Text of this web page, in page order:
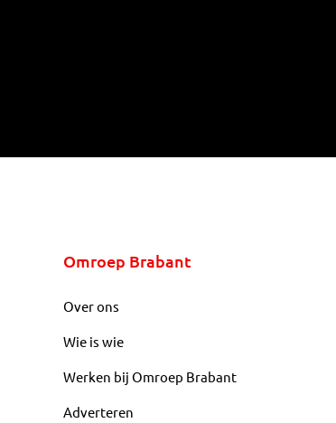
Omroep Brabant
Over ons
Wie is wie
Werken bij Omroep Brabant
Adverteren